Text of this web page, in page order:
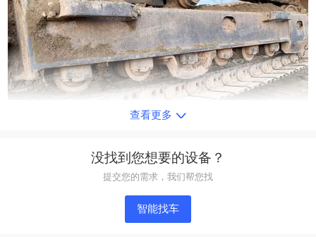
查看更多
没找到您想要的设备？
提交您的需求，我们帮您找
智能找车